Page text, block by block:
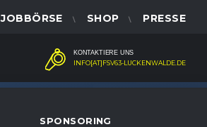
JOBBÖRSE SHOP PRESSE
KONTAKTIERE UNS
INFO[AT]FSV63-LUCKENWALDE.DE
SPONSORING